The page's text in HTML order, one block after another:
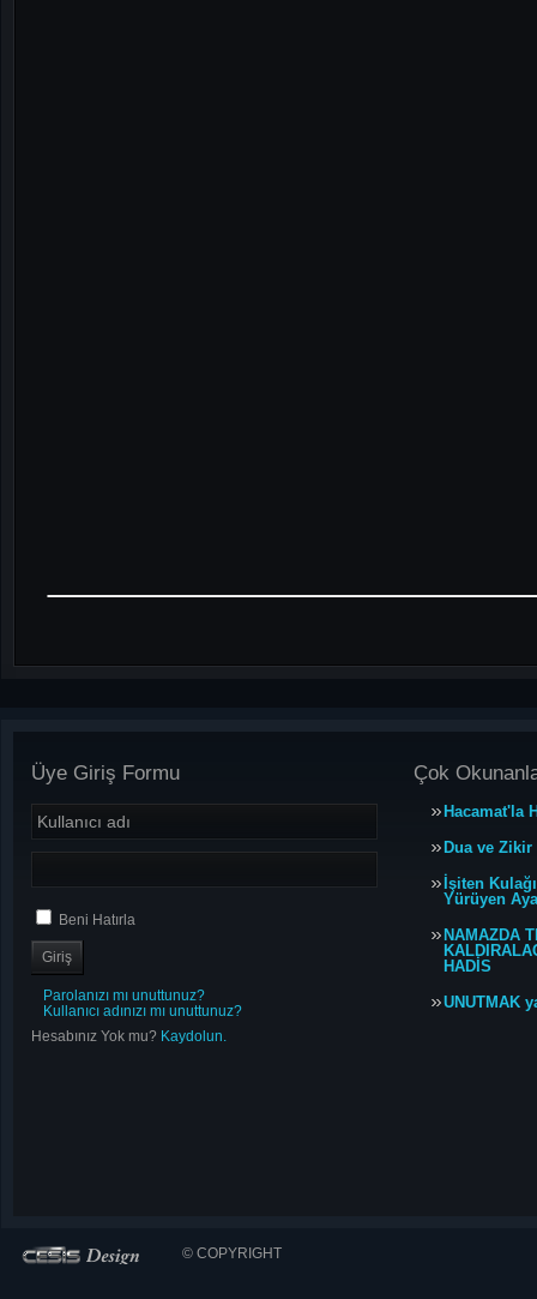
Üye Giriş Formu
Beni Hatırla
Parolanızı mı unuttunuz?
Kullanıcı adınızı mı unuttunuz?
Hesabınız Yok mu? Kaydolun.
Çok
Hacamat'la
Dua ve
İşiten
Yürüyen
NAMAZDA
HADİS
UNUTMAK
© COPYRIGHT